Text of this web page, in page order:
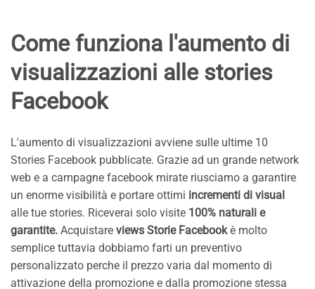
Come funziona l'aumento di
visualizzazioni alle stories
Facebook
L'aumento di visualizzazioni avviene sulle ultime 10
Stories Facebook pubblicate. Grazie ad un grande network
web e a campagne facebook mirate riusciamo a garantire
un enorme visibilità e portare ottimi incrementi di visual
alle tue stories. Riceverai solo visite 100% naturali e
garantite. Acquistare views Storie Facebookè molto
semplice tuttavia dobbiamo farti un preventivo
personalizzato perche il prezzo varia dal momento di
attivazione della promozione e dalla promozione stessa